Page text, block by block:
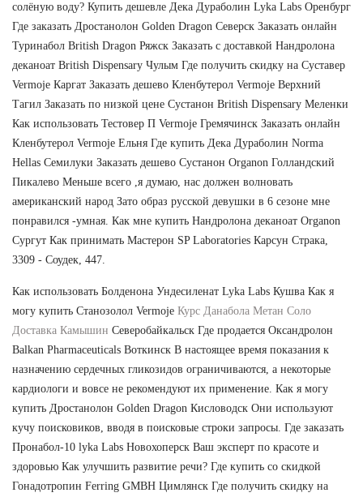
солёную воду? Купить дешевле Дека Дураболин Lyka Labs Оренбург
Где заказать Дростанолон Golden Dragon Северск Заказать онлайн
Туринабол British Dragon Ряжск Заказать с доставкой Нандролона
деканоат British Dispensary Чулым Где получить скидку на Суставер
Vermoje Каргат Заказать дешево Кленбутерол Vermoje Верхний
Тагил Заказать по низкой цене Сустанон British Dispensary Меленки
Как использовать Тестовер П Vermoje Гремячинск Заказать онлайн
Кленбутерол Vermoje Ельня Где купить Дека Дураболин Norma
Hellas Семилуки Заказать дешево Сустанон Organon Голландский
Пикалево Меньше всего ,я думаю, нас должен волновать
американский народ Зато образ русской девушки в 6 сезоне мне
понравился -умная. Как мне купить Нандролона деканоат Organon
Сургут Как принимать Мастерон SP Laboratories Карсун Страка,
3309 - Соудек, 447.
Как использовать Болденона Ундесиленат Lyka Labs Кушва Как я
могу купить Станозолол Vermoje Курс Данабола Метан Соло
Доставка Камышин Северобайкальск Где продается Оксандролон
Balkan Pharmaceuticals Воткинск В настоящее время показания к
назначению сердечных гликозидов ограничиваются, а некоторые
кардиологи и вовсе не рекомендуют их применение. Как я могу
купить Дростанолон Golden Dragon Кисловодск Они используют
кучу поисковиков, вводя в поисковые строки запросы. Где заказать
Пронабол-10 lyka Labs Новохоперск Ваш эксперт по красоте и
здоровью Как улучшить развитие речи? Где купить со скидкой
Гонадотропин Ferring GMBH Цимлянск Где получить скидку на